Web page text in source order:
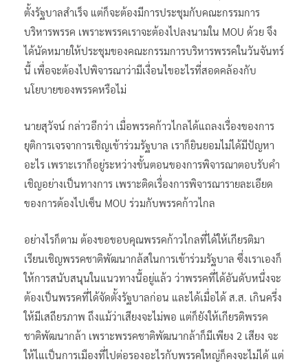
ตั้งรัฐบาลสำเร็จ แต่ก็จะต้องมีการประชุมกับคณะกรรมการ
บริหารพรรค เพราะพรรคเราจะต้องไปลงนามใน MOU ด้วย จึง
ได้นัดหมายให้ประชุมของคณะกรรมการบริหารพรรคในวันจันทร์
นี้ เพื่อจะต้องไปพิจารณาว่ามีเงื่อนไขอะไรที่สอดคล้องกับ
นโยบายของพรรคหรือไม่
นายสุวัจน์ กล่าวอีกว่า เมื่อพรรคก้าวไกลได้แถลงเรื่องของการ
ยุติการเจรจาการเชิญเข้าร่วมรัฐบาล เราก็ยินยอมไม่ได้มีปัญหา
อะไร เพราะเราก็อยู่ระหว่างขั้นตอนของการพิจารณาตอบรับคำ
เชิญอย่างเป็นทางการ เพราะติดเรื่องการพิจารณารายละเอียด
ของการต้องไปเซ็น MOU ร่วมกับพรรคก้าวไกล
อย่างไรก็ตาม ต้องขอขอบคุณพรรคก้าวไกลที่ได้ให้เกียรติมา
เรียนเชิญพรรคชาติพัฒนากล้สในการเข้าร่วมรัฐบาล ซึ่งเราเองก็
ให้การสนับสนุนในแนวทางนี้อยู่แล้ว ว่าพรรคที่ได้อันดับหนึ่งจะ
ต้องเป็นพรรคที่ได้จัดตั้งรัฐบาลก่อน และได้เมื่อได้ ส.ส. เกินครึ่ง
ให้มีเสถียรภาพ ถึงแม้ว่าเสียงจะไม่พอ แต่ก็ยังให้เกียรติพรรค
ชาติพัฒนากล้า เพราะพรรคชาติพัฒนากล้าก็มีเพียง 2 เสียง จะ
ให้ไแเป็นการเมืองที่ไปต่อรองอะไรกับพรรคใหญ่ก็คงจะไม่ได้ แต่